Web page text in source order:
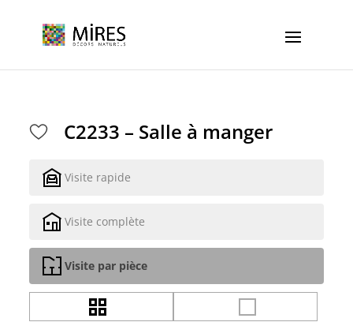
C2233 – Salle à manger
Visite rapide
Visite complète
Visite par pièce